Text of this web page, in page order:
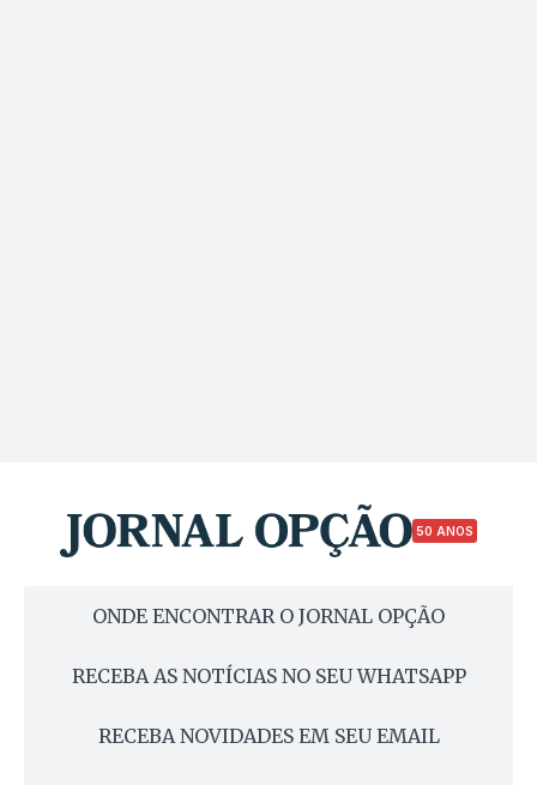
50 ANOS
ONDE ENCONTRAR O JORNAL OPÇÃO
RECEBA AS NOTÍCIAS NO SEU WHATSAPP
RECEBA NOVIDADES EM SEU EMAIL